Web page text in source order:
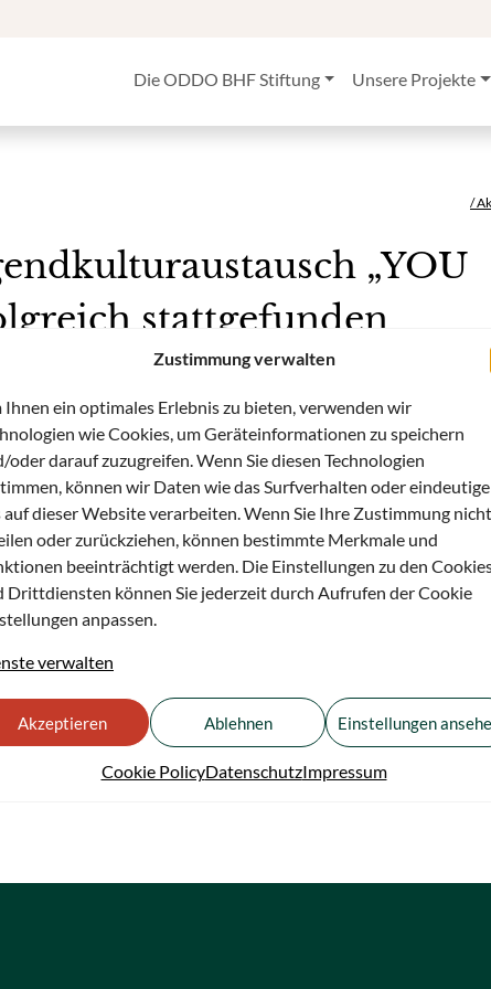
Zustimmung verwalten
Ihnen ein optimales Erlebnis zu bieten, verwenden wir
wie Cookies, um Geräteinformationen zu speichern
oder darauf zuzugreifen. Wenn Sie diesen Technologien
können wir Daten wie das Surfverhalten oder eindeutige
auf dieser Website verarbeiten. Wenn Sie Ihre Zustimmung nicht
oder zurückziehen, können bestimmte Merkmale und
beeinträchtigt werden. Die Einstellungen zu den
Drittdiensten können Sie jederzeit durch Aufrufen der Cookie
anpassen.
verwalten
Akzeptieren Ablehnen Einstellungen
Cookie PolicyDatenschutzImpressum
Die ODDO BHF Stiftung Unsere Projekte
/
„YOU
stattgefunden
Jugendkulturaustausch „YOU PERFORM“ am Thalia Theater in
aus Amsterdam, Berlin, Budapest, Dresden, Frankfurt und
ihre erarbeiteten Performances und erarbeiteten neue,
Workshops bildeten das Rahmenprogramm.